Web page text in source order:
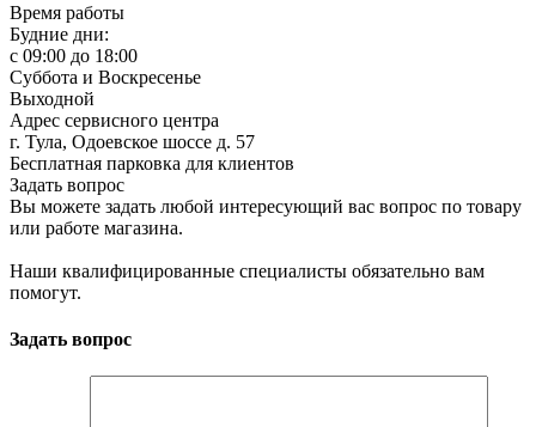
Время работы
Будние дни:
c 09:00 до 18:00
Суббота и Воскресенье
Выходной
Адрес сервисного центра
г. Тула, Одоевское шоссе д. 57
Бесплатная парковка для клиентов
Задать вопрос
Вы можете задать любой интересующий вас вопрос по товару
или работе магазина.
Наши квалифицированные специалисты обязательно вам
помогут.
Задать вопрос